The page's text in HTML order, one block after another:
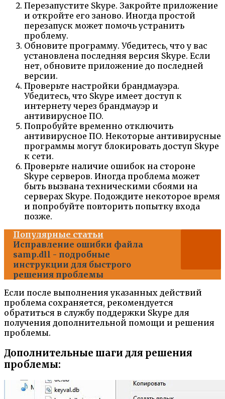
Перезапустите Skype. Закройте приложение
и откройте его заново. Иногда простой
перезапуск может помочь устранить
проблему.
Обновите программу. Убедитесь, что у вас
установлена последняя версия Skype. Если
нет, обновите приложение до последней
версии.
Проверьте настройки брандмауэра.
Убедитесь, что Skype имеет доступ к
интернету через брандмауэр и
антивирусное ПО.
Попробуйте временно отключить
антивирусное ПО. Некоторые антивирусные
программы могут блокировать доступ Skype
к сети.
Проверьте наличие ошибок на стороне
Skype серверов. Иногда проблема может
быть вызвана техническими сбоями на
серверах Skype. Подождите некоторое время
и попробуйте повторить попытку входа
позже.
Популярные статьи
Исправление ошибки файла
samp.dll - подробные
инструкции для быстрого
решения проблемы
Если после выполнения указанных действий
проблема сохраняется, рекомендуется
обратиться в службу поддержки Skype для
получения дополнительной помощи и решения
проблемы.
Дополнительные шаги для решения
проблемы: